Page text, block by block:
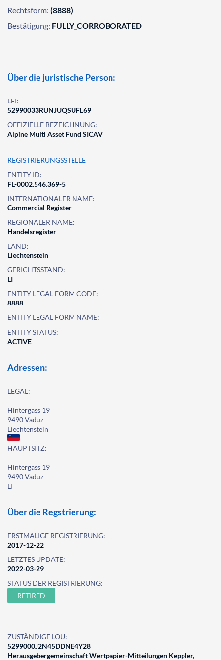
Rechtsform: (8888)
Bestätigung: FULLY_CORROBORATED
Über die juristische Person:
LEI:
52990033RUNJUQSUFL69
OFFIZIELLE BEZEICHNUNG:
Alpine Multi Asset Fund SICAV
REGISTRIERUNGSSTELLE
ENTITY ID:
FL-0002.546.369-5
INTERNATIONALER NAME:
Commercial Register
REGIONALER NAME:
Handelsregister
LAND:
Liechtenstein
GERICHTSSTAND:
LI
ENTITY LEGAL FORM CODE:
8888
ENTITY LEGAL FORM NAME:
ENTITY STATUS:
ACTIVE
Adressen:
LEGAL:
Hintergass 19
9490 Vaduz
Liechtenstein
HAUPTSITZ:
Hintergass 19
9490 Vaduz
LI
Über die Regstrierung:
ERSTMALIGE REGISTRIERUNG:
2017-12-22
LETZTES UPDATE:
2022-03-29
STATUS DER REGISTRIERUNG:
RETIRED
ZUSTÄNDIGE LOU:
5299000J2N45DDNE4Y28
Herausgebergemeinschaft Wertpapier-Mitteilungen Keppler,